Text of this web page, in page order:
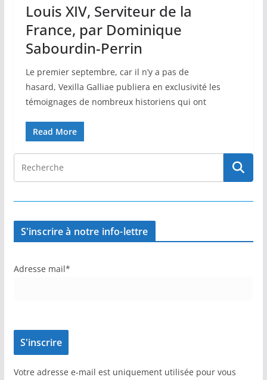
Louis XIV, Serviteur de la
France, par Dominique
Sabourdin-Perrin
Le premier septembre, car il n’y a pas de
hasard, Vexilla Galliae publiera en exclusivité les
témoignages de nombreux historiens qui ont
Read More
S'inscrire à notre info-lettre
Adresse mail*
Votre adresse e-mail est uniquement utilisée pour vous